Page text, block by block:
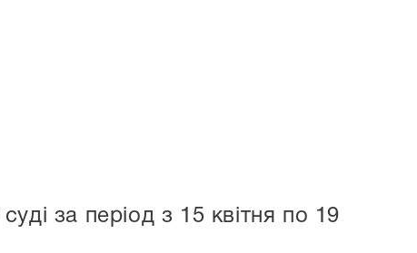
за період з 15 квітня по 19